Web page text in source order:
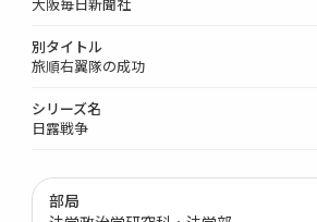
別タイトル
旅順右翼隊の成功
シリーズ名
日露戦争
部局